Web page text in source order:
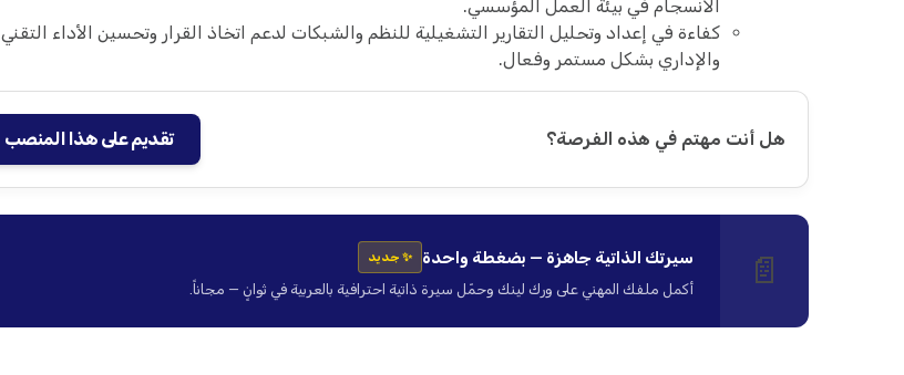
الانسجام في بيئة العمل المؤسسي.
كفاءة في إعداد وتحليل التقارير التشغيلية للنظم والشبكات لدعم اتخاذ القرار وتحسين الأداء التقني
والإداري بشكل مستمر وفعال.
هل أنت مهتم في هذه الفرصة؟ تقديم على هذا المنصب
📄 سيرتك الذاتية جاهزة — بضغطة واحدة ✨ جديد
أكمل ملفك المهني على ورك لينك وحمّل سيرة ذاتية احترافية بالعربية في ثوانٍ — مجاناً.